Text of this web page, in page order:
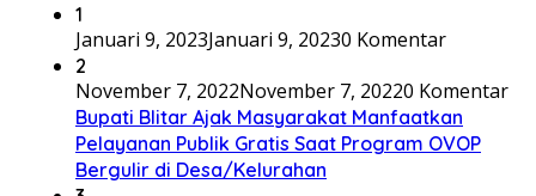
1
Januari 9, 2023Januari 9, 20230 Komentar
2
November 7, 2022November 7, 20220 Komentar
Bupati Blitar Ajak Masyarakat Manfaatkan
Pelayanan Publik Gratis Saat Program OVOP
Bergulir di Desa/Kelurahan